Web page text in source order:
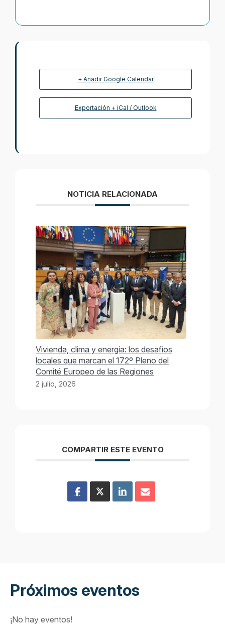
+ Añadir Google Calendar
Exportación + iCal / Outlook
NOTICIA RELACIONADA
Vivienda, clima y energía: los desafíos
locales que marcan el 172º Pleno del
Comité Europeo de las Regiones
2 julio, 2026
COMPARTIR ESTE EVENTO
Próximos eventos
¡No hay eventos!